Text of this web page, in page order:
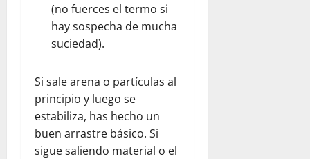
(no fuerces el termo si
hay sospecha de mucha
suciedad).
Si sale arena o partículas al
principio y luego se
estabiliza, has hecho un
buen arrastre básico. Si
sigue saliendo material o el